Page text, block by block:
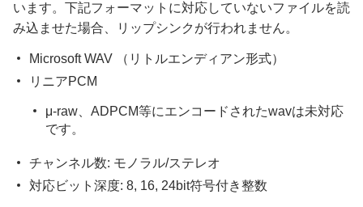
います。下記フォーマットに対応していないファイルを読
み込ませた場合、リップシンクが行われません。
Microsoft WAV （リトルエンディアン形式）
リニアPCM
μ-raw、ADPCM等にエンコードされたwavは未対応
です。
チャンネル数: モノラル/ステレオ
対応ビット深度: 8, 16, 24bit符号付き整数